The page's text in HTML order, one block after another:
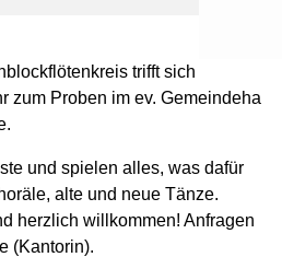
trifft sich
zum Proben im ev. Gemeindeha
und spielen alles, was dafür
alte und neue Tänze.
herzlich willkommen! Anfragen
(Kantorin).